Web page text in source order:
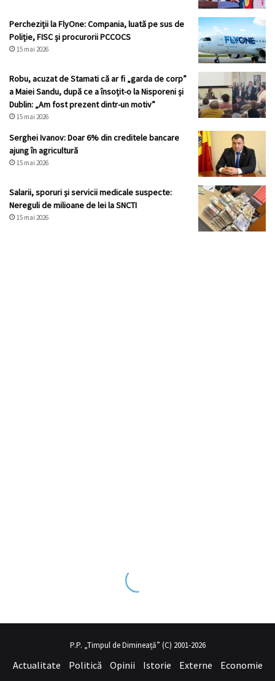
Percheziții la FlyOne: Compania, luată pe sus de
Poliție, FISC și procurorii PCCOCS
15 mai 2026
Robu, acuzat de Stamati că ar fi „garda de corp”
a Maiei Sandu, după ce a însoțit-o la Nisporeni și
Dublin: „Am fost prezent dintr-un motiv”
15 mai 2026
Serghei Ivanov: Doar 6% din creditele bancare
ajung în agricultură
15 mai 2026
Salarii, sporuri și servicii medicale suspecte:
Nereguli de milioane de lei la SNCTI
15 mai 2026
P.P. „Timpul de Dimineață” (C) 2001-2026
olduğu dışarıdan bakıldığında çok net şekildeporno seyret
Actualitate Politică Opinii Istorie Externe
Economie